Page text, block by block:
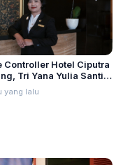
Controller Hotel Ciputra
Tri Yana Yulia Santi:
Berawal dari
dan Proses
yang lalu